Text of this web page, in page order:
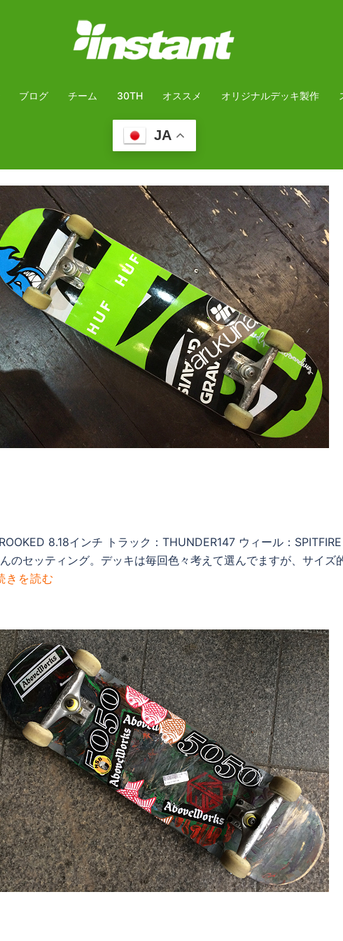
ブログ チーム 30TH オススメ オリジナルデッキ製作
JA
8.18インチ トラック：THUNDER147 ウィール：
のセッティング。デッキは毎回色々考えて選んでますが、サイズ
きを読む